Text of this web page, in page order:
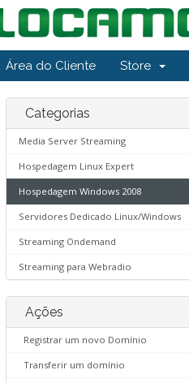
Área do Cliente Store
Categorias
Media Server Streaming
Hospedagem Linux Expert
Hospedagem Windows 2008
Servidores Dedicado Linux/Windows
Streaming Ondemand
Streaming para Webradio
Ações
Registrar um novo Domínio
Transferir um domínio